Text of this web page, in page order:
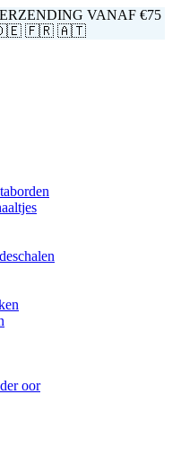
VANAF €75
🇩🇪 🇫🇷 🇦🇹
oor